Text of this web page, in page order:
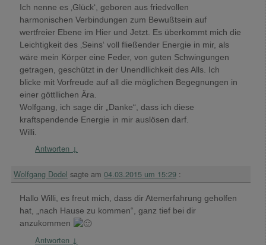
Ich nenne es ‚Glück‘, geboren aus friedvollen
harmonischen Verbindungen zum Bewußtsein auf
wertfreier Ebene im Hier und Jetzt. Es überkommt mich die
Leichtigkeit des ‚Seins‘ voll fließender Energie in mir, als
wäre mein Körper eine Feder, von guten Schwingungen
getragen, geschützt in der Unendllichkeit des Alls. Ich
blicke mit Vorfreude auf all die möglichen Begegnungen in
einer göttllichen Ära.
Wolfgang, ich sage dir „Danke“, dass ich diese
kraftspendende Energie in mir auslösen darf.
Willi.
Antworten ↓
Wolfgang Dodel sagte am 04.03.2015 um 15:29 :
Hallo Willi, es freut mich, dass dir Atemerfahrung geholfen
hat, „nach Hause zu kommen“, ganz tief bei dir
anzukommen
Antworten ↓